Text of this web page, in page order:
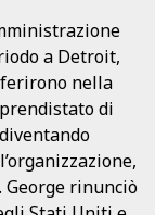
a Detroit,
nella
di
George rinunciò